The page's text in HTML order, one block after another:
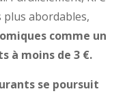
plus abordables,
comme un
à moins de 3 €.
se poursuit